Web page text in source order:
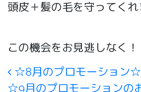
頭皮＋髪の毛を守ってくれ
この機会をお見逃しなく！
Post navigation
☆8月のプロモーション☆
☆9月のプロモーションの